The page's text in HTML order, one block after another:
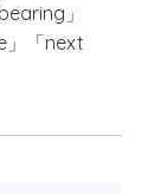
」
「next